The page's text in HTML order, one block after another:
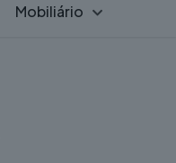
Mobiliário